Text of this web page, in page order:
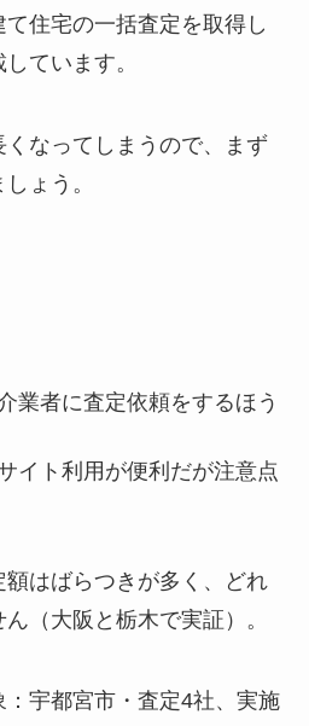
住宅の一括査定を取得し
ています。
なってしまうので、まず
ょう。
業者に査定依頼をするほう
イト利用が便利だが注意点
はばらつきが多く、どれ
（大阪と栃木で実証）。
宇都宮市・査定4社、実施